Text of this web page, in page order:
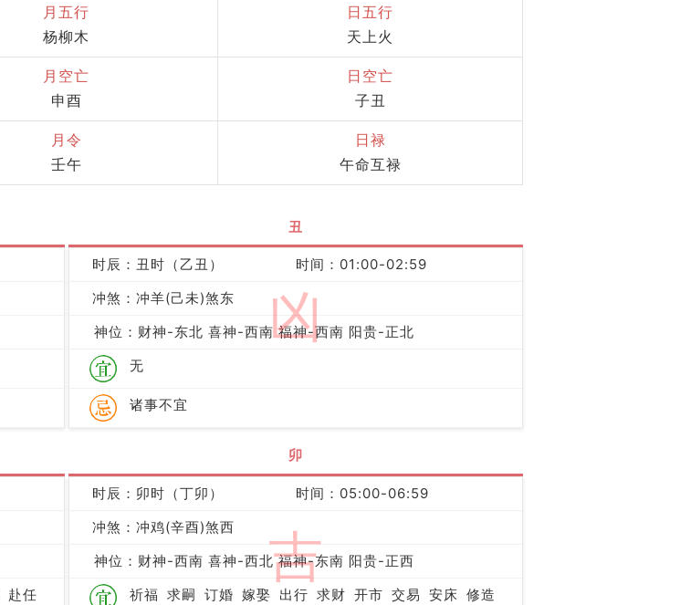
月五行
杨柳木
日五行
天上火
月空亡
申酉
日空亡
子丑
月令
壬午
日禄
午命互禄
丑
凶
时辰：丑时（乙丑）
时间：01:00-02:59
冲煞：冲羊(己未)煞东
神位：财神-东北 喜神-西南 福神-西南 阳贵-正北
无
诸事不宜
赴任
卯
吉
时辰：卯时（丁卯）
时间：05:00-06:59
冲煞：冲鸡(辛酉)煞西
神位：财神-西南 喜神-西北 福神-东南 阳贵-正西
祈福 求嗣 订婚 嫁娶 出行 求财 开市 交易 安床 修造